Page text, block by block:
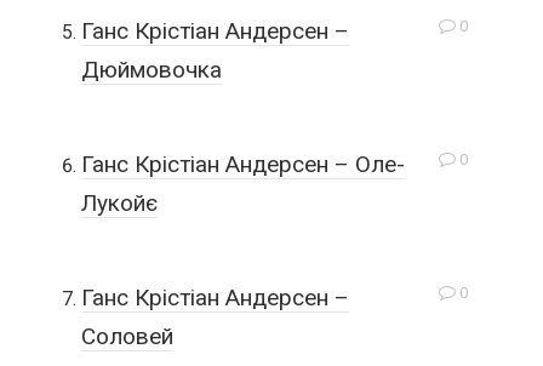
0
Ганс Крістіан Андерсен –
Дюймовочка
0
Ганс Крістіан Андерсен – Оле-
Лукойє
0
Ганс Крістіан Андерсен –
Соловей